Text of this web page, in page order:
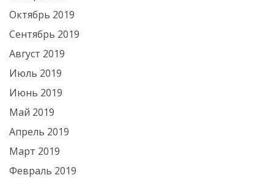
Октябрь 2019
Сентябрь 2019
Август 2019
Июль 2019
Июнь 2019
Май 2019
Апрель 2019
Март 2019
Февраль 2019